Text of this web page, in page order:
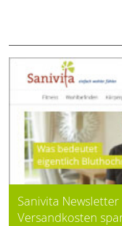
Sanivita
Versandkosten